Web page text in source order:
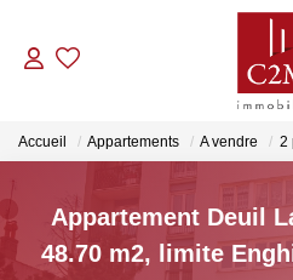
Accueil Appartements A vendre 2
Appartement Deuil
48.70 m2, limite